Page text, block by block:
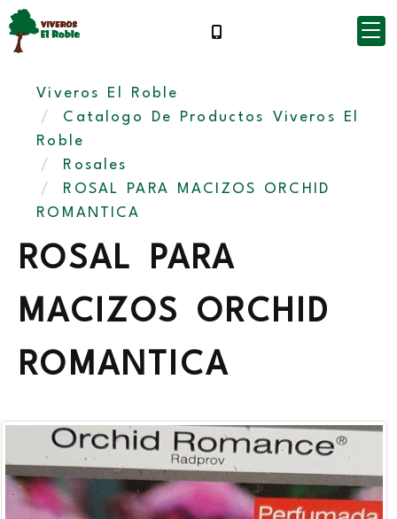
Viveros El Roble
Catalogo De Productos Viveros El
Roble
Rosales
ROSAL PARA MACIZOS ORCHID
ROMANTICA
ROSAL PARA
MACIZOS ORCHID
ROMANTICA